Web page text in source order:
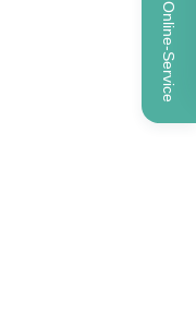
Online-Service